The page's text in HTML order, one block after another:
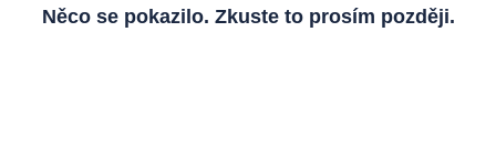
Něco se pokazilo. Zkuste to prosím později.